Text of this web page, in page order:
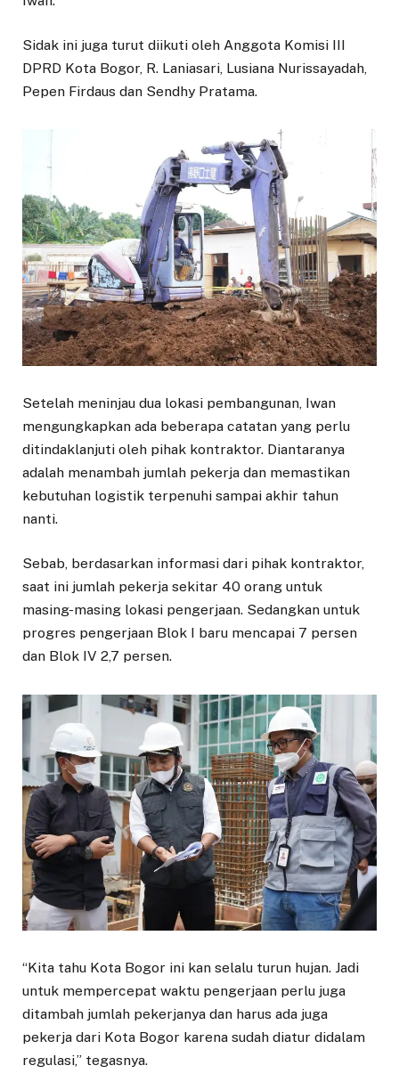
Sidak ini juga turut diikuti oleh Anggota Komisi III
DPRD Kota Bogor, R. Laniasari, Lusiana Nurissayadah,
Pepen Firdaus dan Sendhy Pratama.
Setelah meninjau dua lokasi pembangunan, Iwan
mengungkapkan ada beberapa catatan yang perlu
ditindaklanjuti oleh pihak kontraktor. Diantaranya
adalah menambah jumlah pekerja dan memastikan
kebutuhan logistik terpenuhi sampai akhir tahun
nanti.
Sebab, berdasarkan informasi dari pihak kontraktor,
saat ini jumlah pekerja sekitar 40 orang untuk
masing-masing lokasi pengerjaan. Sedangkan untuk
progres pengerjaan Blok I baru mencapai 7 persen
dan Blok IV 2,7 persen.
“Kita tahu Kota Bogor ini kan selalu turun hujan. Jadi
untuk mempercepat waktu pengerjaan perlu juga
ditambah jumlah pekerjanya dan harus ada juga
pekerja dari Kota Bogor karena sudah diatur didalam
regulasi,” tegasnya.